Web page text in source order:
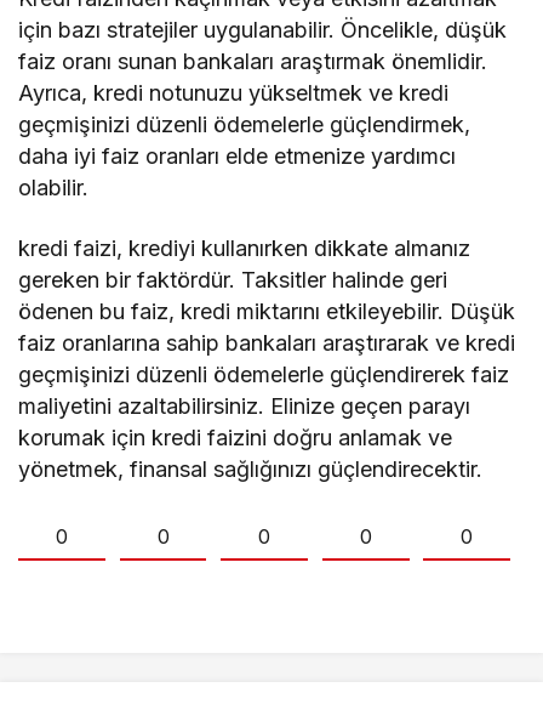
için bazı stratejiler uygulanabilir. Öncelikle, düşük
faiz oranı sunan bankaları araştırmak önemlidir.
Ayrıca, kredi notunuzu yükseltmek ve kredi
geçmişinizi düzenli ödemelerle güçlendirmek,
daha iyi faiz oranları elde etmenize yardımcı
olabilir.
kredi faizi, krediyi kullanırken dikkate almanız
gereken bir faktördür. Taksitler halinde geri
ödenen bu faiz, kredi miktarını etkileyebilir. Düşük
faiz oranlarına sahip bankaları araştırarak ve kredi
geçmişinizi düzenli ödemelerle güçlendirerek faiz
maliyetini azaltabilirsiniz. Elinize geçen parayı
korumak için kredi faizini doğru anlamak ve
yönetmek, finansal sağlığınızı güçlendirecektir.
0 0 0 0 0